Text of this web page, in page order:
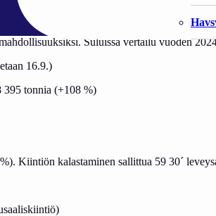
Suluissa vertailu vuoden
16.9.)
395 tonnia (+108 %)
Kiintiön kalastaminen sallittua 59 30´